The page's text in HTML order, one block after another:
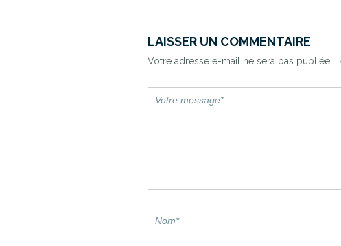
LAISSER UN COMMENTAIRE
Votre adresse e-mail ne sera pas publiée.